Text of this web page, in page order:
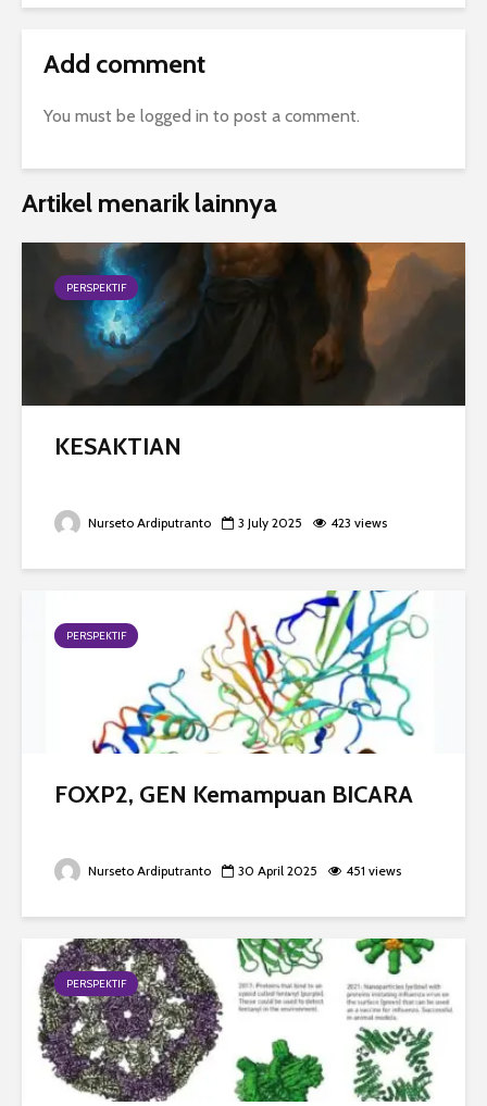
Add comment
You must be logged in to post a comment.
Artikel menarik lainnya
PERSPEKTIF
KESAKTIAN
Nurseto Ardiputranto 3 July 2025 423 views
PERSPEKTIF
FOXP2, GEN Kemampuan BICARA
Nurseto Ardiputranto 30 April 2025 451 views
PERSPEKTIF